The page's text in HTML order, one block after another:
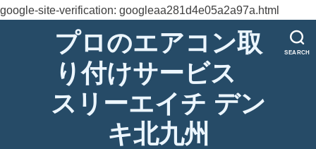
google-site-verification: googleaa281d4e05a2a97a.html
SEARCH
プロのエアコン取
り付けサービス
スリーエイチ デン
キ北九州